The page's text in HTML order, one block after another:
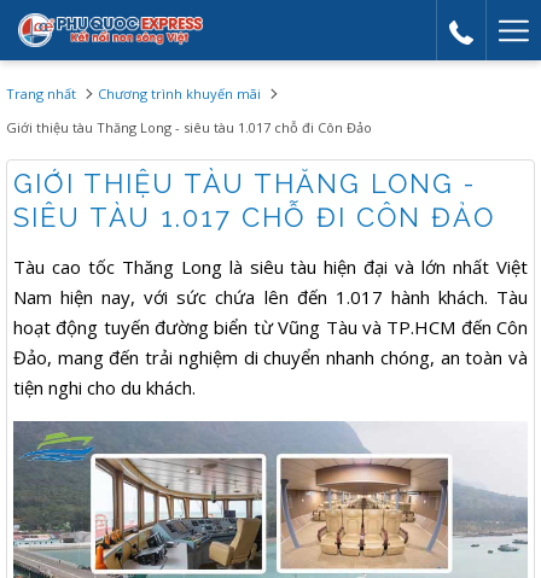
Trang nhất
Chương trình khuyến mãi
Giới thiệu tàu Thăng Long - siêu tàu 1.017 chỗ đi Côn Đảo
GIỚI THIỆU TÀU THĂNG LONG -
SIÊU TÀU 1.017 CHỖ ĐI CÔN ĐẢO
Tàu cao tốc Thăng Long là siêu tàu hiện đại và lớn nhất Việt
Nam hiện nay, với sức chứa lên đến 1.017 hành khách. Tàu
hoạt động tuyến đường biển từ Vũng Tàu và TP.HCM đến Côn
Đảo, mang đến trải nghiệm di chuyển nhanh chóng, an toàn và
tiện nghi cho du khách.